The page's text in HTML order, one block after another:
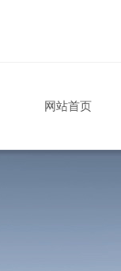
网站首页